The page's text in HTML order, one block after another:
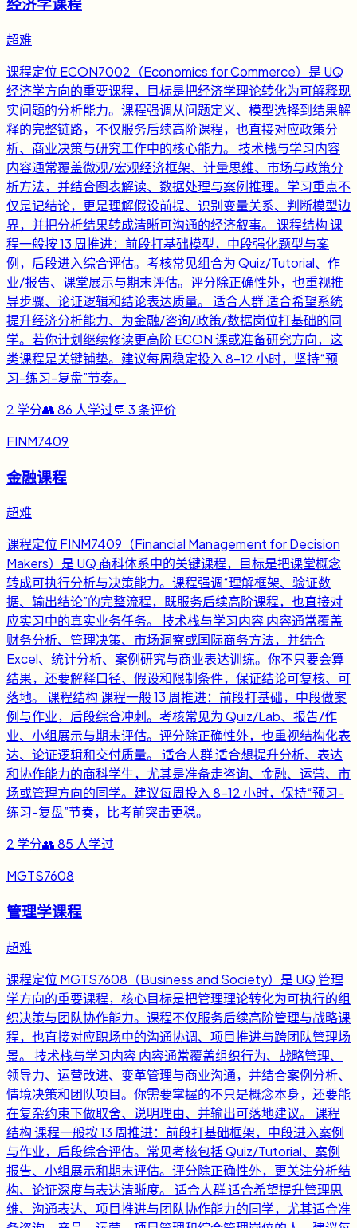
经济学课程
超难
课程定位 ECON7002（Economics for Commerce）是 UQ
经济学方向的重要课程，目标是把经济学理论转化为可解释现
实问题的分析能力。课程强调从问题定义、模型选择到结果解
释的完整链路，不仅服务后续高阶课程，也直接对应政策分
析、商业决策与研究工作中的核心能力。 技术栈与学习内容
内容通常覆盖微观/宏观经济框架、计量思维、市场与政策分
析方法，并结合图表解读、数据处理与案例推理。学习重点不
仅是记结论，更是理解假设前提、识别变量关系、判断模型边
界，并把分析结果转成清晰可沟通的经济叙事。 课程结构 课
程一般按 13 周推进：前段打基础模型，中段强化题型与案
例，后段进入综合评估。考核常见组合为 Quiz/Tutorial、作
业/报告、课堂展示与期末评估。评分除正确性外，也重视推
导步骤、论证逻辑和结论表达质量。 适合人群 适合希望系统
提升经济分析能力、为金融/咨询/政策/数据岗位打基础的同
学。若你计划继续修读更高阶 ECON 课或准备研究方向，这
类课程是关键铺垫。建议每周稳定投入 8-12 小时，坚持“预
习-练习-复盘”节奏。
2 学分👥86 人学过💬 3条评价
FINM7409
金融课程
超难
课程定位 FINM7409（Financial Management for Decision
Makers）是 UQ 商科体系中的关键课程，目标是把课堂概念
转成可执行分析与决策能力。课程强调“理解框架、验证数
据、输出结论”的完整流程，既服务后续高阶课程，也直接对
应实习中的真实业务任务。 技术栈与学习内容 内容通常覆盖
财务分析、管理决策、市场洞察或国际商务方法，并结合
Excel、统计分析、案例研究与商业表达训练。你不只要会算
结果，还要解释口径、假设和限制条件，保证结论可复核、可
落地。 课程结构 课程一般 13 周推进：前段打基础，中段做案
例与作业，后段综合冲刺。考核常见为 Quiz/Lab、报告/作
业、小组展示与期末评估。评分除正确性外，也重视结构化表
达、论证逻辑和交付质量。 适合人群 适合想提升分析、表达
和协作能力的商科学生，尤其是准备走咨询、金融、运营、市
场或管理方向的同学。建议每周投入 8-12 小时，保持“预习-
练习-复盘”节奏，比考前突击更稳。
2 学分👥85 人学过
MGTS7608
管理学课程
超难
课程定位 MGTS7608（Business and Society）是 UQ 管理
学方向的重要课程，核心目标是把管理理论转化为可执行的组
织决策与团队协作能力。课程不仅服务后续高阶管理与战略课
程，也直接对应职场中的沟通协调、项目推进与跨团队管理场
景。 技术栈与学习内容 内容通常覆盖组织行为、战略管理、
领导力、运营改进、变革管理与商业沟通，并结合案例分析、
情境决策和团队项目。你需要掌握的不只是概念本身，还要能
在复杂约束下做取舍、说明理由、并输出可落地建议。 课程
结构 课程一般按 13 周推进：前段打基础框架，中段进入案例
与作业，后段综合评估。常见考核包括 Quiz/Tutorial、案例
报告、小组展示和期末评估。评分除正确性外，更关注分析结
构、论证深度与表达清晰度。 适合人群 适合希望提升管理思
维、沟通表达、项目推进与团队协作能力的同学，尤其适合准